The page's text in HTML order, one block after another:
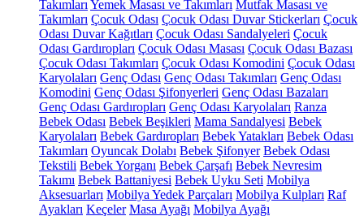
Takımları Yemek Masası ve Takımları Mutfak Masası ve
Takımları Çocuk Odası Çocuk Odası Duvar Stickerları Çocuk
Odası Duvar Kağıtları Çocuk Odası Sandalyeleri Çocuk
Odası Gardıropları Çocuk Odası Masası Çocuk Odası Bazası
Çocuk Odası Takımları Çocuk Odası Komodini Çocuk Odası
Karyolaları Genç Odası Genç Odası Takımları Genç Odası
Komodini Genç Odası Şifonyerleri Genç Odası Bazaları
Genç Odası Gardıropları Genç Odası Karyolaları Ranza
Bebek Odası Bebek Beşikleri Mama Sandalyesi Bebek
Karyolaları Bebek Gardıropları Bebek Yatakları Bebek Odası
Takımları Oyuncak Dolabı Bebek Şifonyer Bebek Odası
Tekstili Bebek Yorganı Bebek Çarşafı Bebek Nevresim
Takımı Bebek Battaniyesi Bebek Uyku Seti Mobilya
Aksesuarları Mobilya Yedek Parçaları Mobilya Kulpları Raf
Ayakları Keçeler Masa Ayağı Mobilya Ayağı